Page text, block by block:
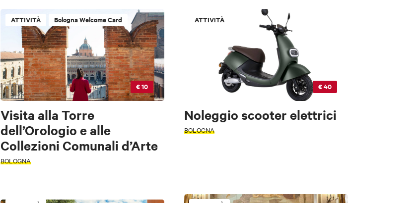
ATTIVITÀ Bologna Welcome Card
€ 10
Visita alla Torre
dell’Orologio e alle
Collezioni Comunali d’Arte
BOLOGNA
ATTIVITÀ
€ 40
Noleggio scooter elettrici
BOLOGNA